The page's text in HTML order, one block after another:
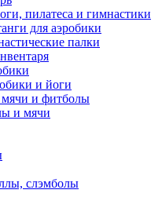
пилатеса и гимнастики
для аэробики
палки
и йоги
мячи и фитболы
и мячи
слэмболы